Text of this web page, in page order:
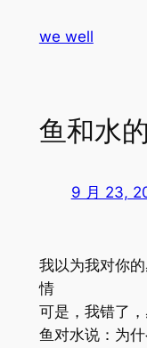
we well
鱼和水
9 月 23,
我以为我对你
情
可是，我错了
鱼对水说：为